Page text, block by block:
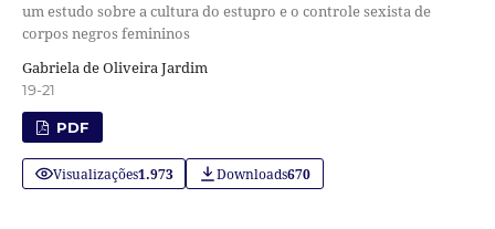
um estudo sobre a cultura do estupro e o controle sexista de
corpos negros femininos
Gabriela de Oliveira Jardim
19-21
PDF
Visualizações1.973 Downloads670